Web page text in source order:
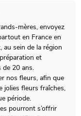
mères, envoyez
en France en
au sein de la région
et
de 20 ans.
nos fleurs, afin que
jolies fleurs fraîches,
période.
pourront s’offrir